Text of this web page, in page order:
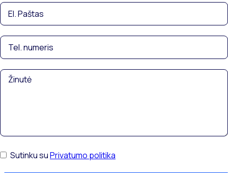
Sutinku suPrivatumo politika